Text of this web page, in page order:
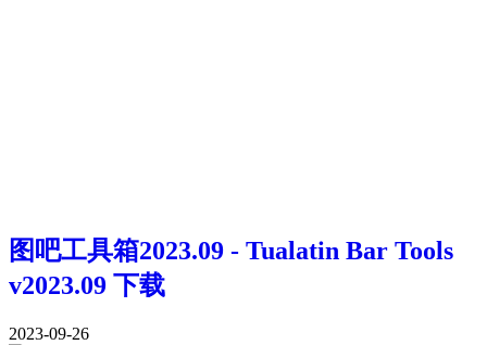
图吧工具箱2023.09 - Tualatin Bar Tools
v2023.09 下载
2023-09-26